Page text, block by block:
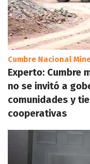
Cumbre Nacional
Experto: Cumbre
no se invitó a
comunidades y
cooperativas